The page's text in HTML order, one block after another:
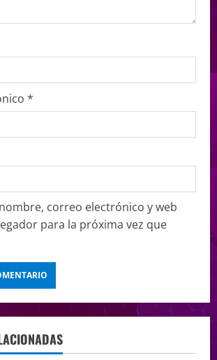
*
correo electrónico y web
para la próxima vez que